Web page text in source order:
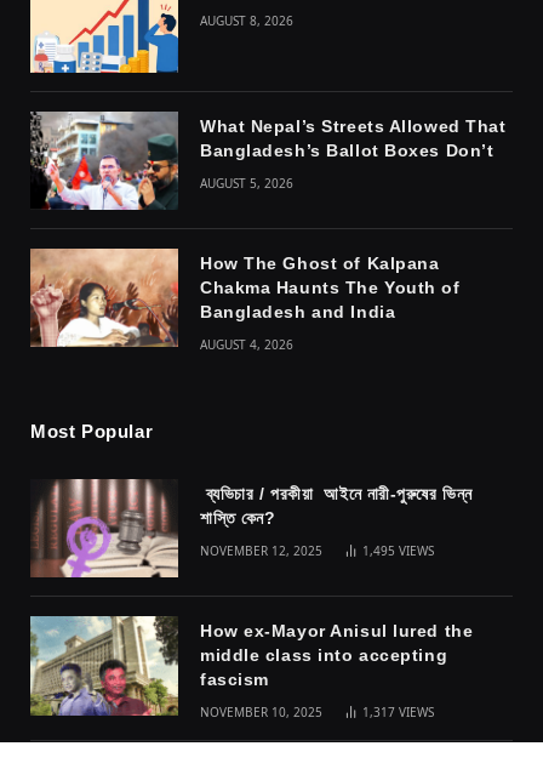
AUGUST 8, 2026
What Nepal’s Streets Allowed That
Bangladesh’s Ballot Boxes Don’t
AUGUST 5, 2026
How The Ghost of Kalpana
Chakma Haunts The Youth of
Bangladesh and India
AUGUST 4, 2026
Most Popular
ব্যভিচার / পরকীয়া আইনে নারী-পুরুষের ভিন্ন
শাস্তি কেন?
NOVEMBER 12, 2025 1,495 VIEWS
How ex-Mayor Anisul lured the
middle class into accepting
fascism
NOVEMBER 10, 2025 1,317 VIEWS